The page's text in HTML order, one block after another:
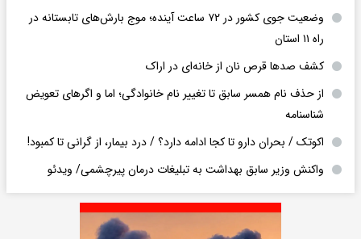
وضعیت جوی کشور در ۷۲ ساعت آینده؛ موج بارش‌های تابستانه در
راه ۱۱ استان
کشف صدها قرص نان از خانه‌ای در اراک
از حذف نام همسر سابق تا تغییر نام خانوادگی؛ اما و اگرهای تعویض
شناسنامه
اکوتک / بحران دارو تا کجا ادامه دارد؟ / درد بیمار، از گرانی تا کمبود!
واکنش وزیر سابق بهداشت به تبلیغات درمان پیرچشمی/ ویدئو